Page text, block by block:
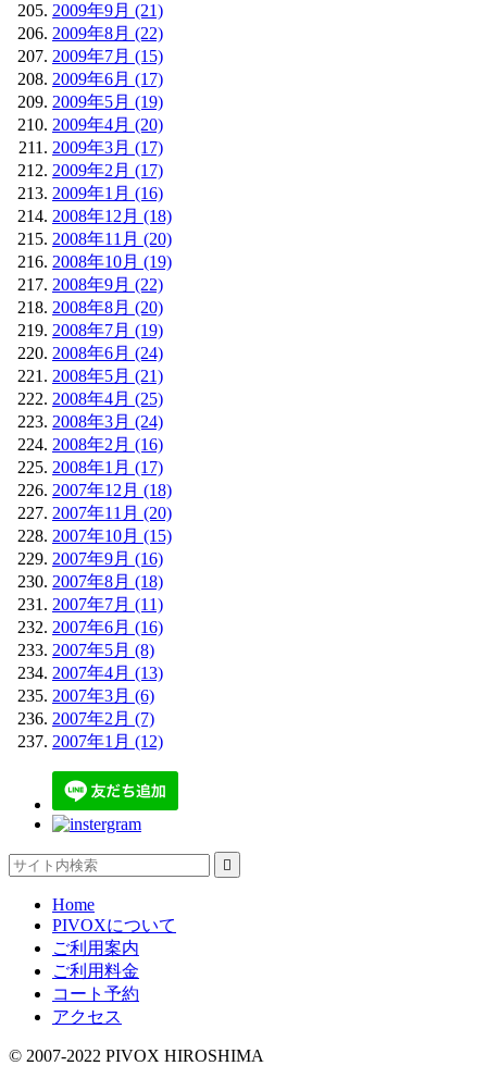
2009年9月 (21)
2009年8月 (22)
2009年7月 (15)
2009年6月 (17)
2009年5月 (19)
2009年4月 (20)
2009年3月 (17)
2009年2月 (17)
2009年1月 (16)
2008年12月 (18)
2008年11月 (20)
2008年10月 (19)
2008年9月 (22)
2008年8月 (20)
2008年7月 (19)
2008年6月 (24)
2008年5月 (21)
2008年4月 (25)
2008年3月 (24)
2008年2月 (16)
2008年1月 (17)
2007年12月 (18)
2007年11月 (20)
2007年10月 (15)
2007年9月 (16)
2007年8月 (18)
2007年7月 (11)
2007年6月 (16)
2007年5月 (8)
2007年4月 (13)
2007年3月 (6)
2007年2月 (7)
2007年1月 (12)

Home
PIVOXについて
ご利用案内
ご利用料金
コート予約
アクセス
© 2007-2022 PIVOX HIROSHIMA